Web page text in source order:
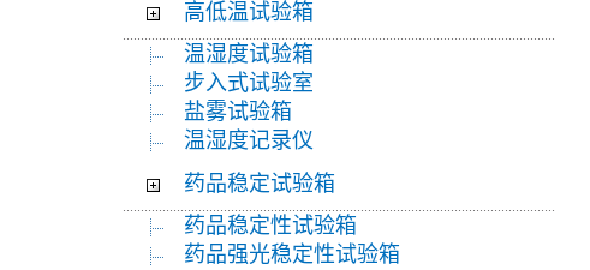
高低温试验箱
温湿度试验箱
步入式试验室
盐雾试验箱
温湿度记录仪
药品稳定试验箱
药品稳定性试验箱
药品强光稳定性试验箱